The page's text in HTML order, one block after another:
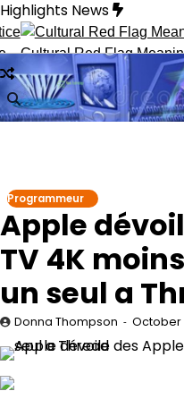
Skip
to
content
Highlights News
Red Flag Meaning:
Programmeur
Apple
TV 4K
un seul a
Donna Thompson October